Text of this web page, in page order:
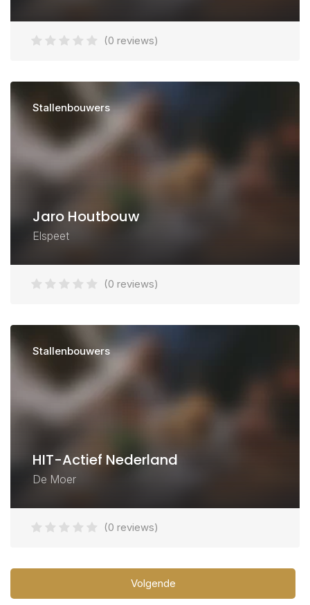
(0 reviews)
Stallenbouwers
Jaro Houtbouw
Elspeet
(0 reviews)
Stallenbouwers
HIT-Actief Nederland
De Moer
(0 reviews)
Volgende